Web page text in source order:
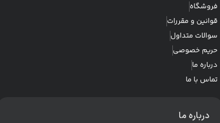
فروشگاه
قوانین و مقررات
سوالات متداول
حریم خصوصی
درباره ما
تماس با ما
درباره ما